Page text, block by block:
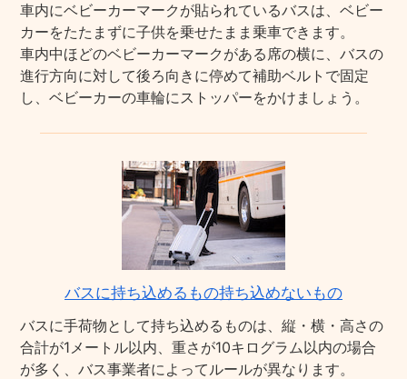
車内にベビーカーマークが貼られているバスは、ベビー
カーをたたまずに子供を乗せたまま乗車できます。
車内中ほどのベビーカーマークがある席の横に、バスの
進行方向に対して後ろ向きに停めて補助ベルトで固定
し、ベビーカーの車輪にストッパーをかけましょう。
バスに持ち込めるもの持ち込めないもの
バスに手荷物として持ち込めるものは、縦・横・高さの
合計が1メートル以内、重さが10キログラム以内の場合
が多く、バス事業者によってルールが異なります。